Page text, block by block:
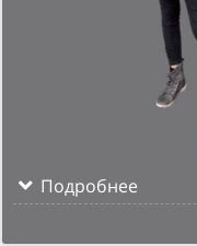
Подробнее